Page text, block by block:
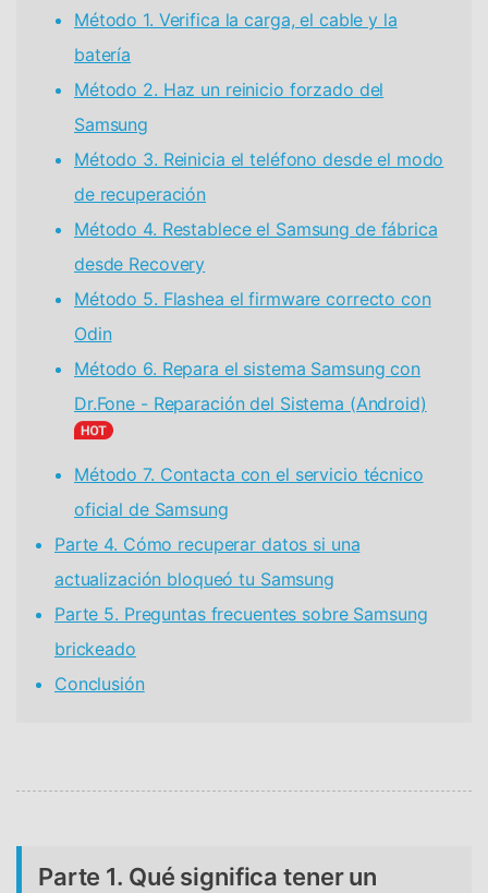
Método 1. Verifica la carga, el cable y la
batería
Método 2. Haz un reinicio forzado del
Samsung
Método 3. Reinicia el teléfono desde el modo
de recuperación
Método 4. Restablece el Samsung de fábrica
desde Recovery
Método 5. Flashea el firmware correcto con
Odin
Método 6. Repara el sistema Samsung con
Dr.Fone - Reparación del Sistema (Android)
Método 7. Contacta con el servicio técnico
oficial de Samsung
Parte 4. Cómo recuperar datos si una
actualización bloqueó tu Samsung
Parte 5. Preguntas frecuentes sobre Samsung
brickeado
Conclusión
Parte 1. Qué significa tener un